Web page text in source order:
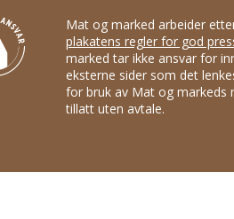
Mat og marked arbeider
plakatens regler for god
marked tar ikke ansvar for
eksterne sider som det
for bruk av Mat og markeds
tillatt uten avtale.